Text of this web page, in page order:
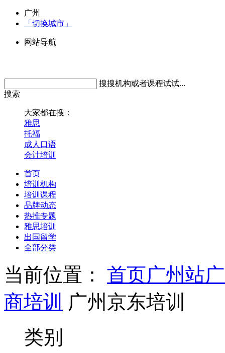
广州
「切换城市」
网站导航
搜搜机构或者课程试试...
搜索
大家都在搜：
雅思
托福
成人口语
会计培训
首页
培训机构
培训课程
品牌动态
热推专题
雅思培训
出国留学
全部分类
当前位置： 首页广州站
商培训
广州京东培训
类别